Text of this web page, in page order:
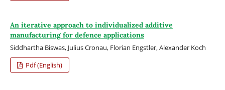
An iterative approach to individualized additive
manufacturing for defence applications
Siddhartha Biswas, Julius Cronau, Florian Engstler, Alexander Koch
Pdf (English)